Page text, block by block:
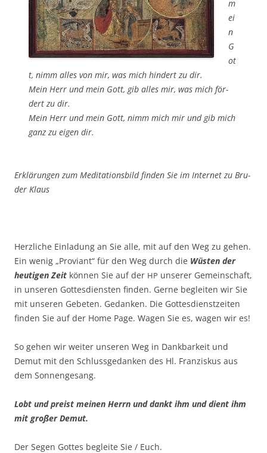
m
ei
n
G
ot
t, nimm alles von mir, was mich hin­dert zu dir.
Mein Herr und mein Gott, gib alles mir, was mich för­
dert zu dir.
Mein Herr und mein Gott, nimm mich mir und gib mich
ganz zu eigen dir.
Erklä­run­gen zum Medi­ta­ti­ons­bild fin­den Sie im Inter­net zu Bru­
der Klaus
Herz­li­che Ein­la­dung an Sie alle, mit auf den Weg zu gehen.
Ein wenig „Pro­vi­ant“ für den Weg durch die Wüs­ten der
heu­ti­gen Zeit kön­nen Sie auf der HP unse­rer Gemein­schaft,
in unse­ren Got­tes­diens­ten fin­den. Ger­ne beglei­ten wir Sie
mit unse­ren Gebe­ten. Gedan­ken. Die Got­tes­dienst­zei­ten
fin­den Sie auf der Home Page. Wagen Sie es, wagen wir es!
So gehen wir wei­ter unse­ren Weg in Dank­bar­keit und
Demut mit den Schluss­ge­dan­ken des Hl. Fran­zis­kus aus
dem Sonnengesang.
Lobt und preist mei­nen Herrn und dankt ihm und dient ihm
mit gro­ßer Demut.
Der Segen Got­tes beglei­te Sie / Euch.